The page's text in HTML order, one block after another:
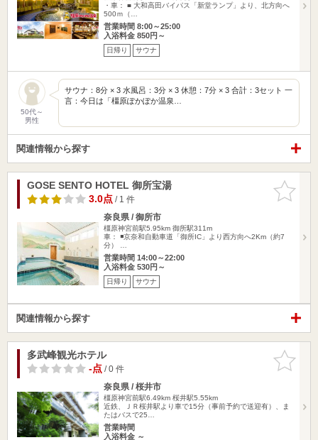
・車： ■ 大和高田バイパス「新堂ランプ」より、北方向へ
500ｍ（…
営業時間 8:00～25:00
入浴料金 850円～
日帰り サウナ
50代～
男性
サウナ：8分 × 3 水風呂：3分 × 3 休憩：7分 × 3 合計：3セット 一
言：今日は「橿原ぽかぽか温泉…
関連情報から探す
お気に入
りに追加
GOSE SENTO HOTEL 御所宝湯
3.0点/ 1 件
奈良県 / 御所市
橿原神宮前駅5.95km 御所駅311m
車： ◾️京奈和自動車道「御所IC」より西方向へ2Km（約7
分） …
営業時間 14:00～22:00
入浴料金 530円～
日帰り サウナ
関連情報から探す
お気に入
りに追加
多武峰観光ホテル
-点/ 0 件
奈良県 / 桜井市
橿原神宮前駅6.49km 桜井駅5.55km
近鉄、ＪＲ桜井駅より車で15分（事前予約で送迎有）、ま
たはバスで25…
営業時間
入浴料金 ～